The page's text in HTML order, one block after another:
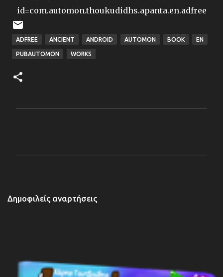
id=com.automon.thoukudidhs.apanta.en.adfree
ADFREE ANCIENT ANDROID AUTOMON BOOK EN
PUBAUTOMON WORKS
Δημοφιλείς αναρτήσεις